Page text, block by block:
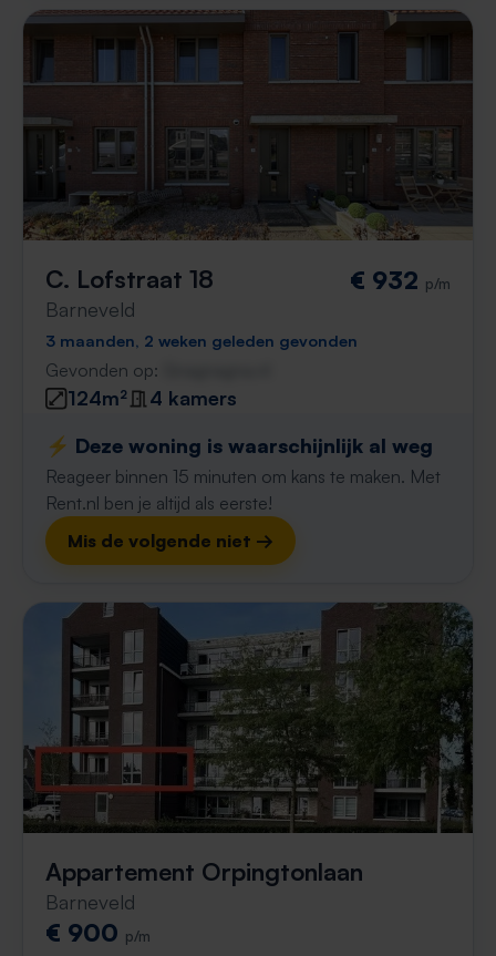
C. Lofstraat 18
Barneveld
€ 932 p/m
3 maanden, 2 weken geleden gevonden
Gevonden op:
124m²
4 kamers
⚡️ Deze woning is waarschijnlijk al weg
Reageer binnen 15 minuten om kans te maken. Met
Rent.nl ben je altijd als eerste!
Mis de volgende niet →
Appartement Orpingtonlaan
Barneveld
€ 900 p/m